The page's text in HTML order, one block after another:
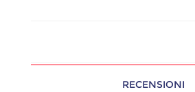
RECENSIONI